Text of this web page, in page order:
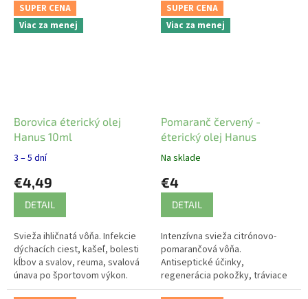
SUPER CENA
Viac za menej
Borovica éterický olej
Hanus 10ml
3 – 5 dní
€4,49
DETAIL
Svieža ihličnatá vôňa. Infekcie
dýchacích ciest, kašeľ, bolesti
kĺbov a svalov, reuma, svalová
únava po športovom výkon.
SUPER CENA
Viac za menej
Pomaranč červený -
éterický olej Hanus
Na sklade
€4
DETAIL
Intenzívna svieža citrónovo-
pomarančová vôňa.
Antiseptické účinky,
regenerácia pokožky, tráviace
problémy, nervozita, úzkosť,